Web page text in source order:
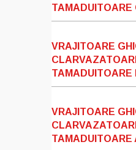
TAMADUITOARE
VRAJITOARE
TAMADUITOARE
VRAJITOARE
TAMADUITOARE